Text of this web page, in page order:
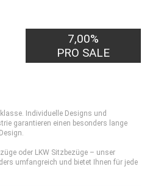
7,00%
PRO SALE
Individuelle Designs und
garantieren einen besonders lange
oder LKW Sitzbezüge – unser
umfangreich und bietet Ihnen für jede